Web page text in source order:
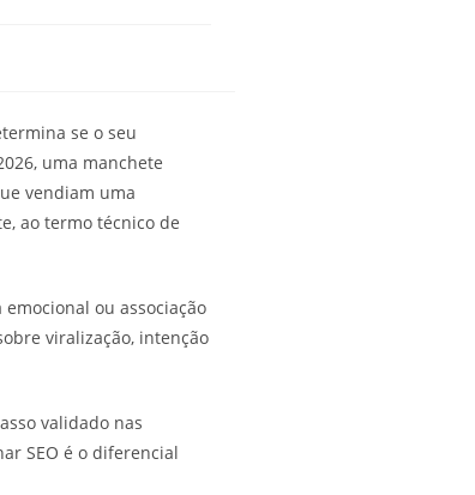
se o seu
uma manchete
vendiam uma
ao termo técnico de
ou associação
viralização, intenção
validado nas
SEO é o diferencial